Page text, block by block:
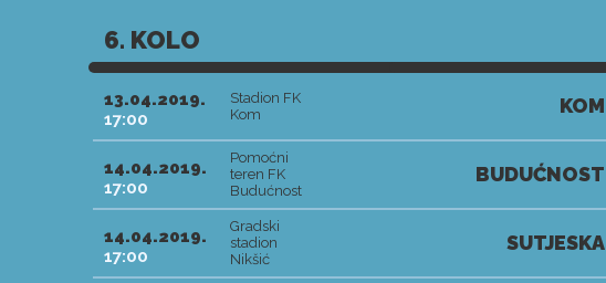
6. KOLO
13.04.2019.
17:00
Stadion FK
Kom
KOM
14.04.2019.
17:00
Pomoćni
teren FK
Budućnost
BUDUĆNOST
14.04.2019.
17:00
Gradski
stadion
Nikšić
SUTJESKA